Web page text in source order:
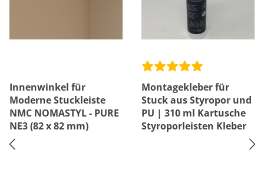
Innenwinkel für
Moderne Stuckleiste
NMC NOMASTYL - PURE
NE3 (82 x 82 mm)
Montagekleber für
Stuck aus Styropor und
PU | 310 ml Kartusche
Styroporleisten Kleber